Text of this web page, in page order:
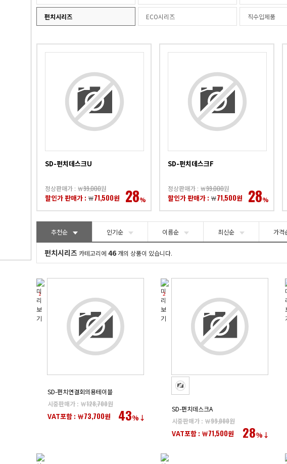
펀치시리즈 ECO시리즈 직수입제품
SD-펀치데스크U
정상판매가 : ￦99,000원
할인가 판매가 : ￦71,500원 28%
SD-펀치데스크F
정상판매가 : ￦99,000원
할인가 판매가 : ￦71,500원 28%
추천순 인기순 이름순 최신순 가격
펀치시리즈 카테고리에 46개의 상품이 있습니다.
1
SD-펀치연결회의용테이블
시중판매가 : ￦128,700원
VAT포함 : ￦73,700원 43%↓
2
SD-펀치데스크A
시중판매가 : ￦99,000원
VAT포함 : ￦71,500원 28%↓